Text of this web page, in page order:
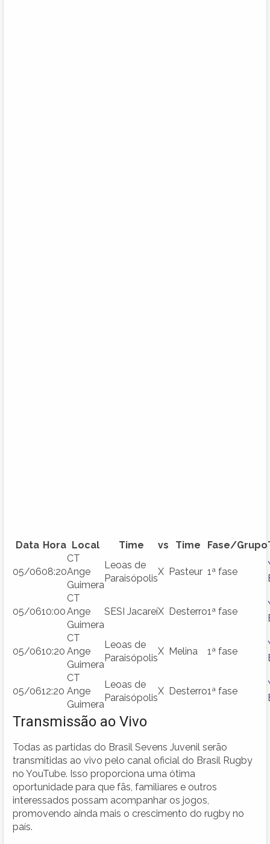
Data Hora Local Time vs Time Fase/Grupo
05/0608:20
CT
Ange
Guimera
Leoas de
Paraisópolis
X Pasteur 1ª fase
05/0610:00
CT
Ange
Guimera
SESI JacareíX Desterro1ª fase
05/0610:20
CT
Ange
Guimera
Leoas de
Paraisópolis
X Melina 1ª fase
05/0612:20
CT
Ange
Guimera
Leoas de
Paraisópolis
X Desterro1ª fase
Transmissão ao Vivo
Todas as partidas do Brasil Sevens Juvenil serão
transmitidas ao vivo pelo canal oficial do Brasil Rugby
no YouTube. Isso proporciona uma ótima
oportunidade para que fãs, familiares e outros
interessados possam acompanhar os jogos,
promovendo ainda mais o crescimento do rugby no
país.